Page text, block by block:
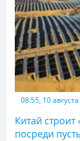
08:55, 10
Китай
посреди